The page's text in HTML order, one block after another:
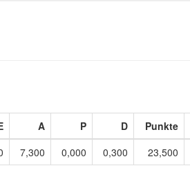
A P D Punkte
7,300 0,000 0,300 23,500